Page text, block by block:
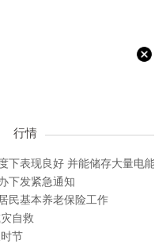
行情
下表现良好 并能储存大量电能
下发紧急通知
民基本养老保险工作
自救
节